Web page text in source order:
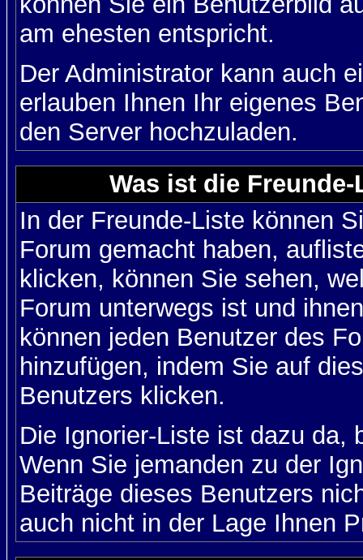
am ehesten entspricht.
Der Administrator kann auch
erlauben Ihnen Ihr eigenes
den Server hochzuladen.
Was ist die
In der Freunde-Liste können
Forum gemacht haben,
klicken, können Sie sehen,
Forum unterwegs ist und
können jeden Benutzer des
hinzufügen, indem Sie auf
Benutzers klicken.
Die Ignorier-Liste ist dazu da,
Wenn Sie jemanden zu der
Beiträge dieses Benutzers
auch nicht in der Lage Ihnen